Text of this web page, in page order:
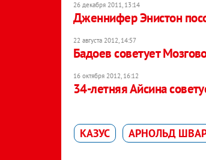
26 декабря 2011, 13:14
Дженнифер Энистон
22 августа 2012, 14:57
Бадоев советует
16 октября 2012, 16:12
34-летняя Айсина
КАЗУС АРНОЛЬД